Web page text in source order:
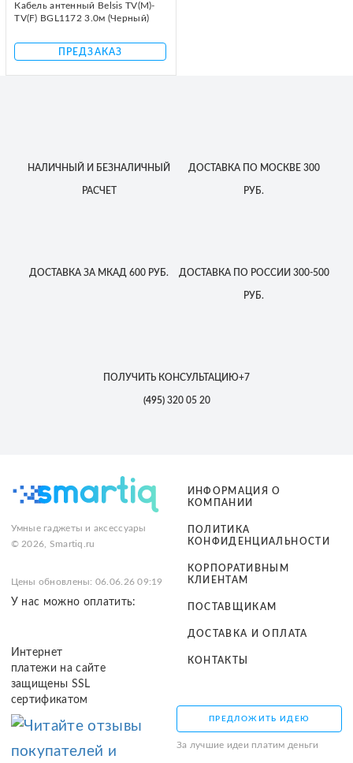
Кабель антенный Belsis TV(M)-
TV(F) BGL1172 3.0м (Черный)
ПРЕДЗАКАЗ
НАЛИЧНЫЙ И БЕЗНАЛИЧНЫЙ
РАСЧЕТ
ДОСТАВКАПО МОСКВЕ 300
РУБ.
ДОСТАВКА ЗА МКАД 600 РУБ. ДОСТАВКАПО РОССИИ 300-500
РУБ.
ПОЛУЧИТЬ КОНСУЛЬТАЦИЮ+7
(495)320 05 20
Умные гаджеты и аксессуары
© 2026, Smartiq.ru
Цены обновлены: 06.06.26 09:19
У нас можно оплатить:
Интернет
платежи на сайте
защищены SSL
сертификатом
ИНФОРМАЦИЯ О
КОМПАНИИ
ПОЛИТИКА
КОНФИДЕНЦИАЛЬНОСТИ
КОРПОРАТИВНЫМ
КЛИЕНТАМ
ПОСТАВЩИКАМ
ДОСТАВКА И ОПЛАТА
КОНТАКТЫ
ПРЕДЛОЖИТЬ ИДЕЮ
За лучшие идеи платим деньги